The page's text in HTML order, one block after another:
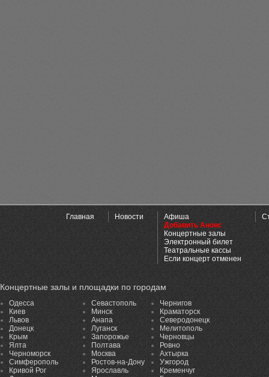
Главная Новости
Афиша
Добавить Анонс
Концертные залы
Электронный билет
Театральные кассы
Если концерт отменен
Концертные залы и площадки по городам
Одесса
Киев
Львов
Донецк
Крым
Ялта
Черноморск
Симферополь
Кривой Рог
Севастополь
Минск
Анапа
Луганск
Запорожье
Полтава
Москва
Ростов-на-Дону
Ярославль
Чернигов
Краматорск
Северодонецк
Мелитополь
Черновцы
Ровно
Ахтырка
Ужгород
Кременчуг